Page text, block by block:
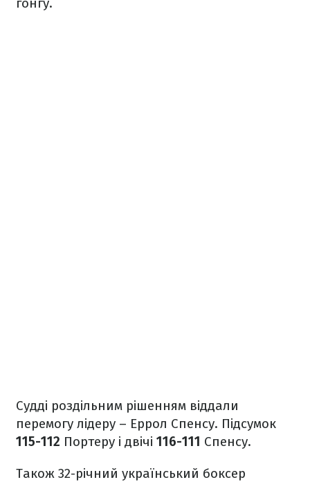
Судді роздільним рішенням віддали
перемогу лідеру – Еррол Спенсу. Підсумок
115-112 Портеру і двічі 116-111 Спенсу.
Також 32-річний український боксер